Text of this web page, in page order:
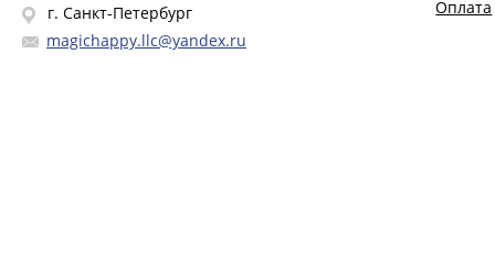
г. Санкт-Петербург
magichappy.llc@yandex.ru
Оплата